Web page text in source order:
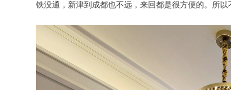
铁没通，新津到成都也不远，来回都是很方便的。所